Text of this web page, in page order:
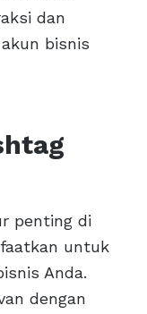
dan
bisnis
penting di
untuk
Anda.
dengan